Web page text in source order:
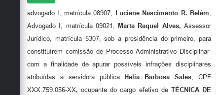
advogado I, matrícula 08907, Luciene Nascimento R. Belém
Advogado I, matrícula 09021,
Marta Raquel Alves,Assessor
Jurídico, matrícula 5307, sob a presidência do primeiro, para
constituírem comissão de Processo Administrativo Disciplinar
com a finalidade de apurar possíveis infrações disciplinares
atribuídas a servidora pública
Helia Barbosa Sales , CPF
XXX.759.056-XX,ocupante do cargo efetivo deTÉCNICA DE